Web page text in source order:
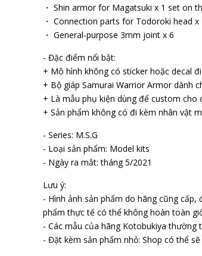
・ Shin armor for Magatsuki x 1 set on
・ Connection parts for Todoroki head x
・ General-purpose 3mm joint x 6
- Đặc điểm nổi bật:
+ Mô hình không có sticker hoặc decal
+ Bộ giáp Samurai Warrior Armor dành
+ Là mẫu phụ kiện dùng để custom cho
+ Sản phẩm không có đi kèm nhân vật
- Series: M.S.G
- Loại sản phẩm: Model kits
- Ngày ra mắt: tháng 5/2021
Lưu ý:
- Hình ảnh sản phẩm do hãng cũng
phẩm thực tế có thể không hoàn toàn
- Các mẫu của hãng Kotobukiya thường
- Đặt kèm sản phẩm nhỏ: Shop có thể